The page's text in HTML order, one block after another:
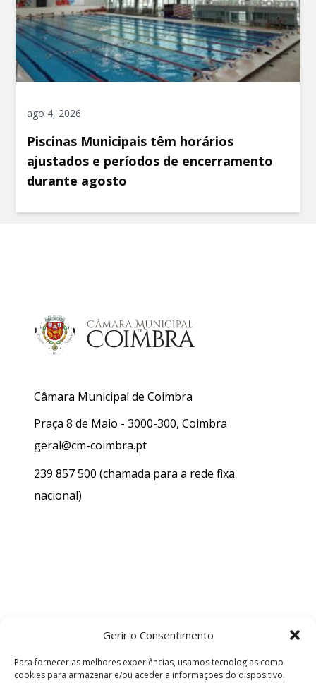
Gerir o Consentimento
Para fornecer as melhores experiências, usamos tecnologias como
cookies para armazenar e/ou aceder a informações do dispositivo.
ago 4, 2026
Piscinas Municipais têm horários
ajustados e períodos de encerramento
durante agosto
Câmara Municipal de Coimbra
Praça 8 de Maio - 3000-300, Coimbra
geral@cm-coimbra.pt
239 857 500 (chamada para a rede fixa
nacional)